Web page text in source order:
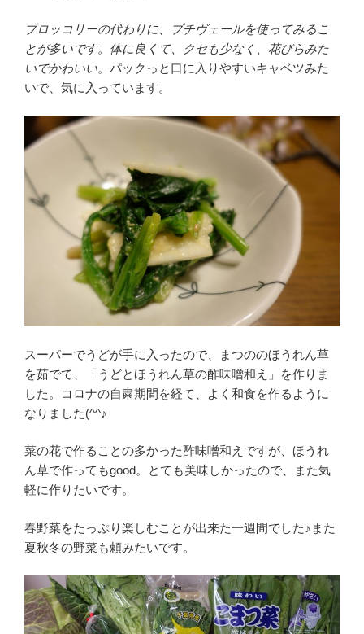
ブロッコリーの代わりに、プチヴェールを使ってみるこ
とが多いです。体に良くて、クセも少なく、花びらみた
いでかわいい。パックっと口に入りやすいキャベツみた
いで、気に入っています。
スーパーでうどが手に入ったので、まつののほうれん草
を茹でて、「うどとほうれん草の酢味噌和え」を作りま
した。コロナの自粛期間を経て、よく和食を作るように
なりました(^^♪
菜の花で作ることの多かった酢味噌和えですが、ほうれ
ん草で作ってもgood。とても美味しかったので、また気
軽に作りたいです。
春野菜をたっぷり楽しむことが出来た一週間でした♪また
夏秋冬の野菜も頼みたいです。